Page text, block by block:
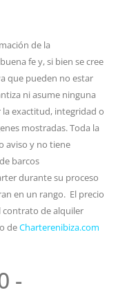
de la
fe y, si bien se cree
que pueden no estar
ni asume ninguna
exactitud, integridad o
mostradas. Toda la
aviso y no tiene
barcos
durante su proceso
en un rango. El precio
contrato de alquiler
deCharterenibiza.com
-